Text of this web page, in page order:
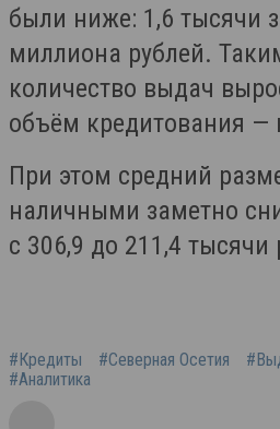
были ниже: 1,6 тысячи
миллиона рублей.
количество выдач
объём кредитования —
При этом средний
наличными заметно
с 306,9 до 211,4 тысячи
#Кредиты #Северная Осетия
#Аналитика